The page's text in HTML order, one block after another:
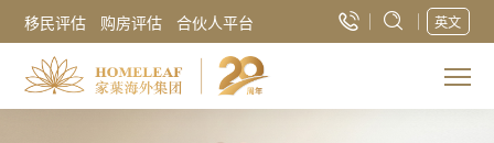
移民评估 购房评估 合伙人平台 英文